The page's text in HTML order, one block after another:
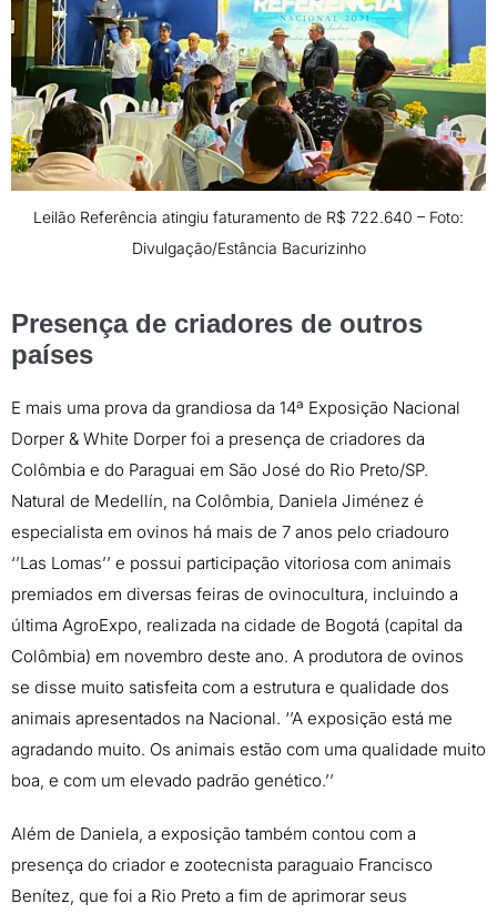
Leilão Referência atingiu faturamento de R$ 722.640 – Foto:
Divulgação/Estância Bacurizinho
Presença de criadores de outros
países
E mais uma prova da grandiosa da 14ª Exposição Nacional
Dorper & White Dorper foi a presença de criadores da
Colômbia e do Paraguai em São José do Rio Preto/SP.
Natural de Medellín, na Colômbia, Daniela Jiménez é
especialista em ovinos há mais de 7 anos pelo criadouro
‘’Las Lomas’’ e possui participação vitoriosa com animais
premiados em diversas feiras de ovinocultura, incluindo a
última AgroExpo, realizada na cidade de Bogotá (capital da
Colômbia) em novembro deste ano. A produtora de ovinos
se disse muito satisfeita com a estrutura e qualidade dos
animais apresentados na Nacional. ‘’A exposição está me
agradando muito. Os animais estão com uma qualidade muito
boa, e com um elevado padrão genético.’’
Além de Daniela, a exposição também contou com a
presença do criador e zootecnista paraguaio Francisco
Benítez, que foi a Rio Preto a fim de aprimorar seus